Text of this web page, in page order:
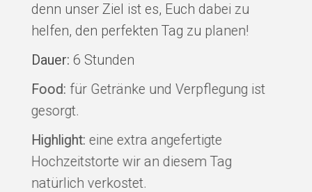
denn unser Ziel ist es, Euch dabei zu
helfen, den perfekten Tag zu planen!
Dauer: 6 Stunden
Food: für Getränke und Verpflegung ist
gesorgt.
Highlight: eine extra angefertigte
Hochzeitstorte wir an diesem Tag
natürlich verkostet.